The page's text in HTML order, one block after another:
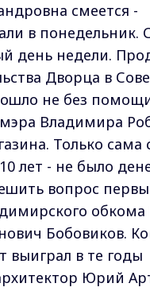
смеется -
в понедельник.
день недели.
Дворца в
не без
Владимира
Только сама
лет - не было
вопрос
Бобовиков.
выиграл в те годы
Юрий